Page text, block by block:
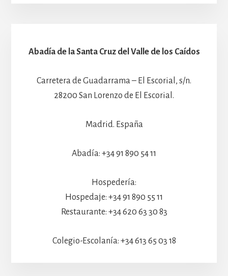
Abadía de la Santa Cruz del Valle de los Caídos
Carretera de Guadarrama – El Escorial, s/n.
28200 San Lorenzo de El Escorial.
Madrid. España
Abadía: +34 91 890 54 11
Hospedería:
Hospedaje: +34 91 890 55 11
Restaurante: +34 620 63 30 83
Colegio-Escolanía: +34 613 65 03 18